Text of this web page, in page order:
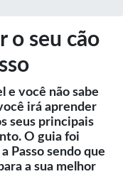
o seu cão
e você não sabe
irá aprender
seus principais
O guia foi
Passo sendo que
a sua melhor